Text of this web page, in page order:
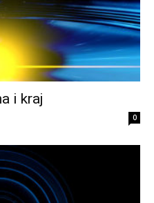
i kraj
0